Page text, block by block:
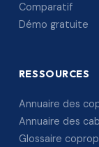
Comparatif
Démo gratuite
RESSOURCES
Annuaire des
Annuaire des
Glossaire